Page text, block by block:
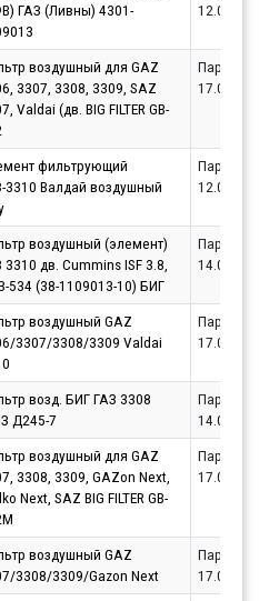
ГАЗ (Ливны) 4301-
воздушный для GAZ
3307, 3308, 3309, SAZ
Valdai (дв. BIG FILTER GB-
Партнёр
фильтрующий
3310 Валдай воздушный
Партнёр
воздушный (элемент)
3310 дв. Cummins ISF 3.8,
534 (38-1109013-10) БИГ
Партнёр
воздушный GAZ
3307/3308/3309 Valdai
Партнёр
возд. БИГ ГАЗ 3308
Д245-7
Партнёр
воздушный для GAZ
3308, 3309, GAZon Next,
Next, SAZ BIG FILTER GB-
Партнёр
воздушный GAZ
3308/3309/Gazon Next
Партнёр